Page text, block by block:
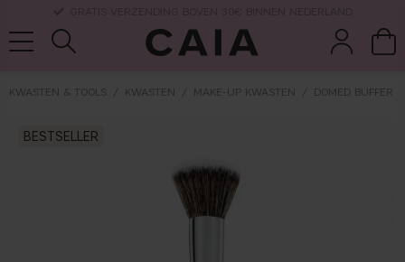
KWASTEN & TOOLS KWASTEN MAKE-UP KWASTEN DOMED BUFFER
BESTSELLER
parfum